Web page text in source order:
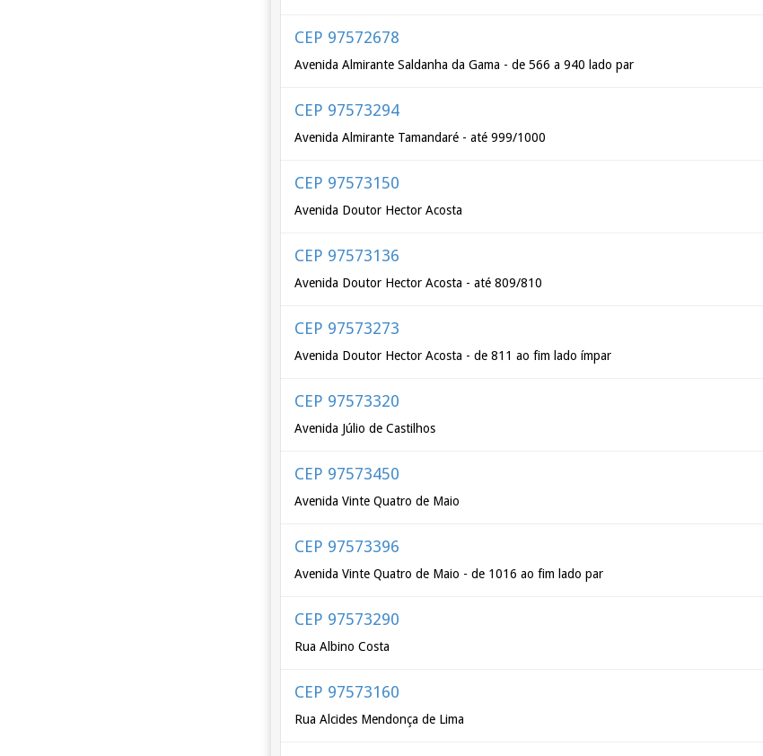
CEP 97572678
Avenida Almirante Saldanha da Gama - de 566 a 940 lado par
CEP 97573294
Avenida Almirante Tamandaré - até 999/1000
CEP 97573150
Avenida Doutor Hector Acosta
CEP 97573136
Avenida Doutor Hector Acosta - até 809/810
CEP 97573273
Avenida Doutor Hector Acosta - de 811 ao fim lado ímpar
CEP 97573320
Avenida Júlio de Castilhos
CEP 97573450
Avenida Vinte Quatro de Maio
CEP 97573396
Avenida Vinte Quatro de Maio - de 1016 ao fim lado par
CEP 97573290
Rua Albino Costa
CEP 97573160
Rua Alcides Mendonça de Lima